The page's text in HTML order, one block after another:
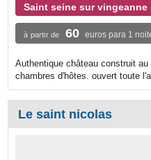
Saint seine sur vingeanne
à partir de 60 euros para 1
Authentique château construit
chambres d'hôtes. ouvert toute
Le saint nicolas